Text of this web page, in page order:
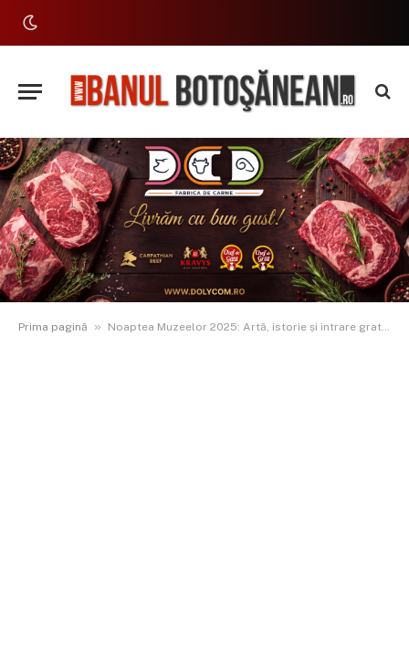
Prima pagină » Noaptea Muzeelor 2025: Artă, istorie și intrare gratuită la Botoșani pe 17 mai